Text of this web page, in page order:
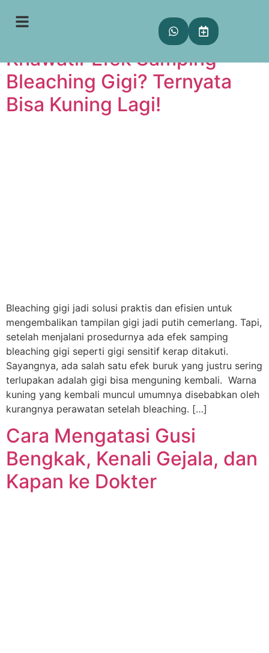
Penulis: drg. Zalfa
Khawatir Efek Samping
Bleaching Gigi? Ternyata
Bisa Kuning Lagi!
Bleaching gigi jadi solusi praktis dan efisien untuk
mengembalikan tampilan gigi jadi putih cemerlang. Tapi,
setelah menjalani prosedurnya ada efek samping
bleaching gigi seperti gigi sensitif kerap ditakuti.
Sayangnya, ada salah satu efek buruk yang justru sering
terlupakan adalah gigi bisa menguning kembali. Warna
kuning yang kembali muncul umumnya disebabkan oleh
kurangnya perawatan setelah bleaching. […]
Cara Mengatasi Gusi
Bengkak, Kenali Gejala, dan
Kapan ke Dokter